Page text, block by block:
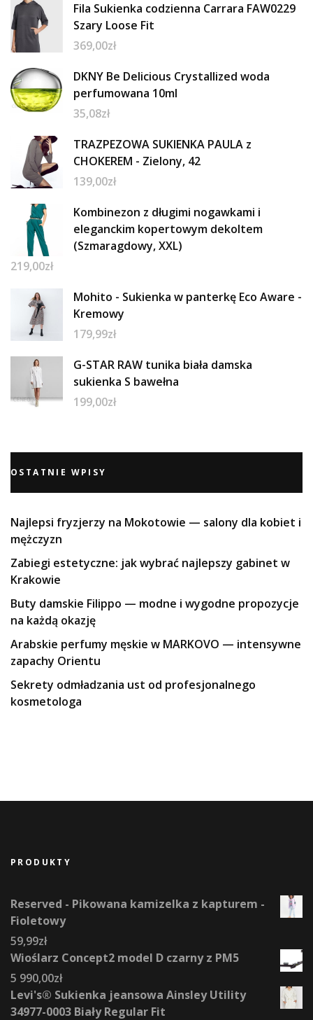
Fila Sukienka codzienna Carrara FAW0229
Szary Loose Fit
369,00zł
DKNY Be Delicious Crystallized woda
perfumowana 10ml
35,08zł
TRAZPEZOWA SUKIENKA PAULA z
CHOKEREM - Zielony, 42
139,00zł
Kombinezon z długimi nogawkami i
eleganckim kopertowym dekoltem
(Szmaragdowy, XXL)
219,00zł
Mohito - Sukienka w panterkę Eco Aware -
Kremowy
179,99zł
G-STAR RAW tunika biała damska
sukienka S bawełna
199,00zł
OSTATNIE WPISY
Najlepsi fryzjerzy na Mokotowie — salony dla kobiet i
mężczyzn
Zabiegi estetyczne: jak wybrać najlepszy gabinet w
Krakowie
Buty damskie Filippo — modne i wygodne propozycje
na każdą okazję
Arabskie perfumy męskie w MARKOVO — intensywne
zapachy Orientu
Sekrety odmładzania ust od profesjonalnego
kosmetologa
PRODUKTY
Reserved - Pikowana kamizelka z kapturem -
Fioletowy
59,99zł
Wioślarz Concept2 model D czarny z PM5
5 990,00zł
Levi's® Sukienka jeansowa Ainsley Utility
34977-0003 Biały Regular Fit